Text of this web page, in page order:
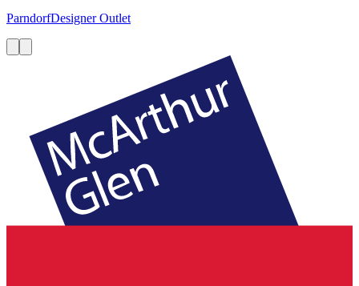
ParndorfDesigner Outlet